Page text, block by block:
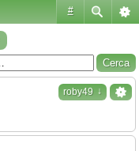
#
roby49 ↓